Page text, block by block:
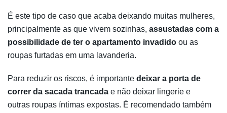
É este tipo de caso que acaba deixando muitas mulheres,
principalmente as que vivem sozinhas, assustadas com a
possibilidade de ter o apartamento invadido ou as
roupas furtadas em uma lavanderia.
Para reduzir os riscos, é importante deixar a porta de
correr da sacada trancada e não deixar lingerie e
outras roupas íntimas expostas. É recomendado também